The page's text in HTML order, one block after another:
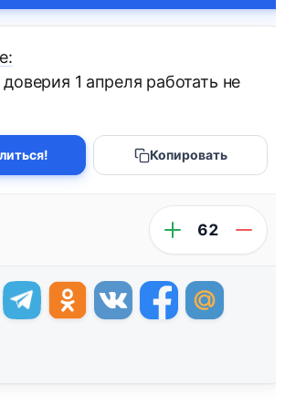
1 апреля работать не
Копировать
62